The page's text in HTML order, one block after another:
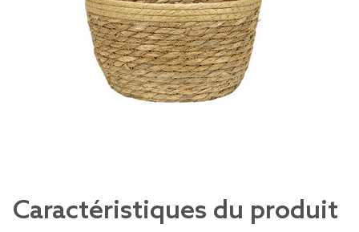
Caractéristiques du produit